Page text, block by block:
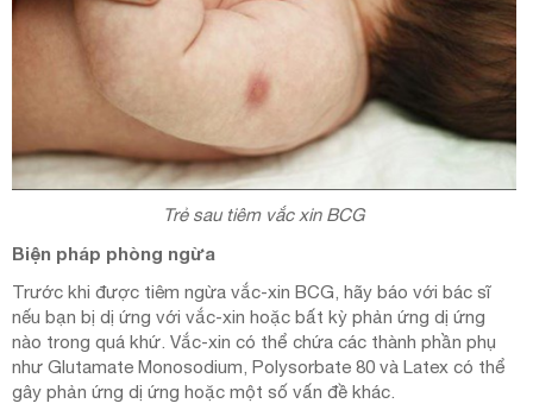
Trẻ sau tiêm vắc xin BCG
Biện pháp phòng ngừa
Trước khi được tiêm ngừa vắc-xin BCG, hãy báo với bác sĩ
nếu bạn bị dị ứng với vắc-xin hoặc bất kỳ phản ứng dị ứng
nào trong quá khứ. Vắc-xin có thể chứa các thành phần phụ
như Glutamate Monosodium, Polysorbate 80 và Latex có thể
gây phản ứng dị ứng hoặc một số vấn đề khác.